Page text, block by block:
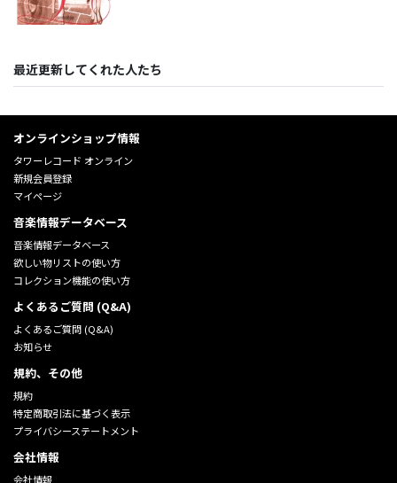
最近更新してくれた人たち
オンラインショップ情報
タワーレコード オンライン
新規会員登録
マイページ
音楽情報データベース
音楽情報データベース
欲しい物リストの使い方
コレクション機能の使い方
よくあるご質問 (Q&A)
よくあるご質問 (Q&A)
お知らせ
規約、その他
規約
特定商取引法に基づく表示
プライバシーステートメント
会社情報
会社情報